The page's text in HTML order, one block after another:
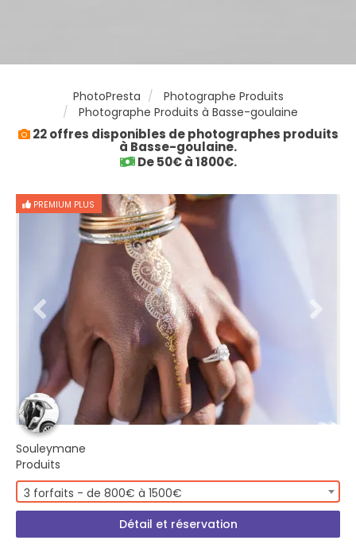
PhotoPresta
Photographe Produits
Photographe Produits à Basse-goulaine
22 offres disponibles de photographes produits
à Basse-goulaine.
De 50€ à 1800€.
PREMIUM PLUS
Souleymane
Produits
3 forfaits - de 800€ à 1500€
Détail et réservation